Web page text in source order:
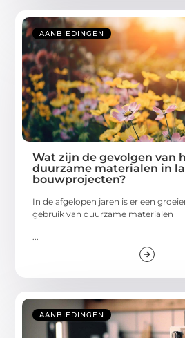
AANBIEDINGEN
Wat zijn de gevolgen van
duurzame materialen in
bouwprojecten?
In de afgelopen jaren is er een
gebruik van duurzame materialen
AANBIEDINGEN